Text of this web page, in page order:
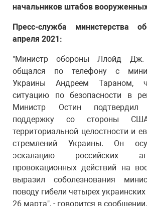
начальников штабов
Пресс-служба министерства
апреля 2021:
"Министр обороны Ллойд Дж.
общался по телефону с
Украины Андреем Тараном,
ситуацию по безопасности в
Министр Остин подтвердил
поддержку со стороны США
территориальной целостности и
стремлений Украины. Он
эскалацию российских
провокационных действий на
выразил соболезнования
поводу гибели четырех
26 марта", - говорится в сообщении.